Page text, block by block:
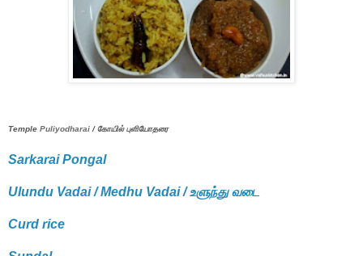
Temple Puliyodharai / கோயில் புளியோதரை
Sarkarai Pongal
Ulundu Vadai / Medhu Vadai / உளுந்து வடை
Curd rice